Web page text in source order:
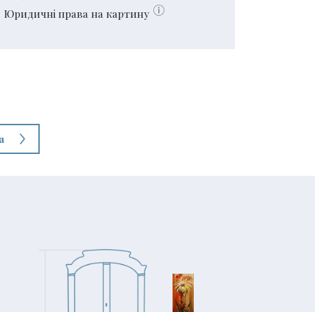
Юридичні права на картину